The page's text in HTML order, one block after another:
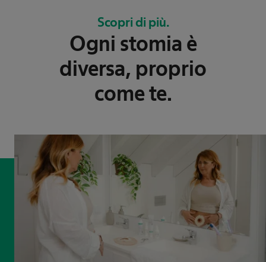
Scopri di più.
Ogni stomia è
diversa, proprio
come te.